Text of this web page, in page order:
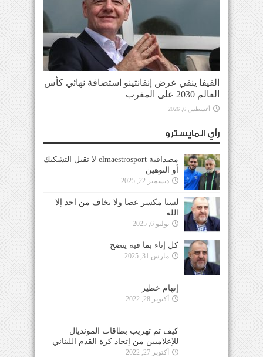
الفيفا ينفي عرض إنفانتينو استضافة نهائي كأس
العالم 2030 على المغرب
أغسطس 6, 2026
رأي المايسترو
مصداقية elmaestrosport لا تقبل التشكيك
أو التوهين
ديسمبر 22, 2025
لسنا مكسر عصا ولا نخاف من احد إلا
الله
يوليو 6, 2025
كل إناء بما فيه ينضح
مارس 31, 2025
إتهام خطير
أكتوبر 28, 2022
كيف تم تهريب بطاقات المونديال
للإعلاميين من إتحاد كرة القدم اللبناني
أكتوبر 27, 2022